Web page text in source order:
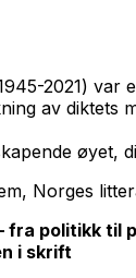
2021) var
av diktets
øyet,
Norges
fra politikk til
i skrift